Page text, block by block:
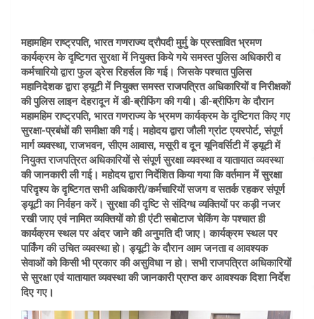
महामहिम राष्ट्रपति, भारत गणराज्य द्रौपदी मुर्मु के प्रस्तावित भ्रमण
कार्यक्रम के दृष्टिगत सुरक्षा में नियुक्त किये गये समस्त पुलिस अधिकारी व
कर्मचारियो द्वारा फुल ड्रेस रिहर्सल कि गई। जिसके पश्चात पुलिस
महानिदेशक द्वारा ड्यूटी में नियुक्त समस्त राजपत्रित अधिकारियों व निरीक्षकों
की पुलिस लाइन देहरादून में डी-ब्रीफिंग की गयी। डी-ब्रीफिंग के दौरान
महामहिम राष्ट्रपति, भारत गणराज्य के भ्रमण कार्यक्रम के दृष्टिगत किए गए
सुरक्षा-प्रबंधों की समीक्षा की गई। महोदय द्वारा जौली ग्रांट एयरपोर्ट, संपूर्ण
मार्ग व्यवस्था, राजभवन, सीएम आवास, मसूरी व दून यूनिवर्सिटी में ड्यूटी में
नियुक्त राजपत्रित अधिकारियों से संपूर्ण सुरक्षा व्यवस्था व यातायात व्यवस्था
की जानकारी ली गई। महोदय द्वारा निर्देशित किया गया कि वर्तमान में सुरक्षा
परिदृश्य के दृष्टिगत सभी अधिकारी/कर्मचारियों सजग व सतर्क रहकर संपूर्ण
ड्यूटी का निर्वहन करें। सुरक्षा की दृष्टि से संदिग्ध व्यक्तियों पर कड़ी नजर
रखी जाए एवं नामित व्यक्तियों को ही एंटी सबोटाज चेकिंग के पश्चात ही
कार्यक्रम स्थल पर अंदर जाने की अनुमति दी जाए। कार्यक्रम स्थल पर
पार्किंग की उचित व्यवस्था हो। ड्यूटी के दौरान आम जनता व आवश्यक
सेवाओं को किसी भी प्रकार की असुविधा न हो। सभी राजपत्रित अधिकारियों
से सुरक्षा एवं यातायात व्यवस्था की जानकारी प्राप्त कर आवश्यक दिशा निर्देश
दिए गए।